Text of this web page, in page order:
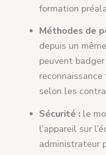
formation
Méthodes de
depuis un
peuvent
selon les
Sécurité : le
l’appareil sur
administrateur